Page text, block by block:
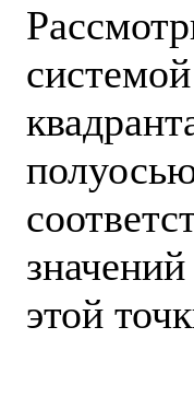
этой